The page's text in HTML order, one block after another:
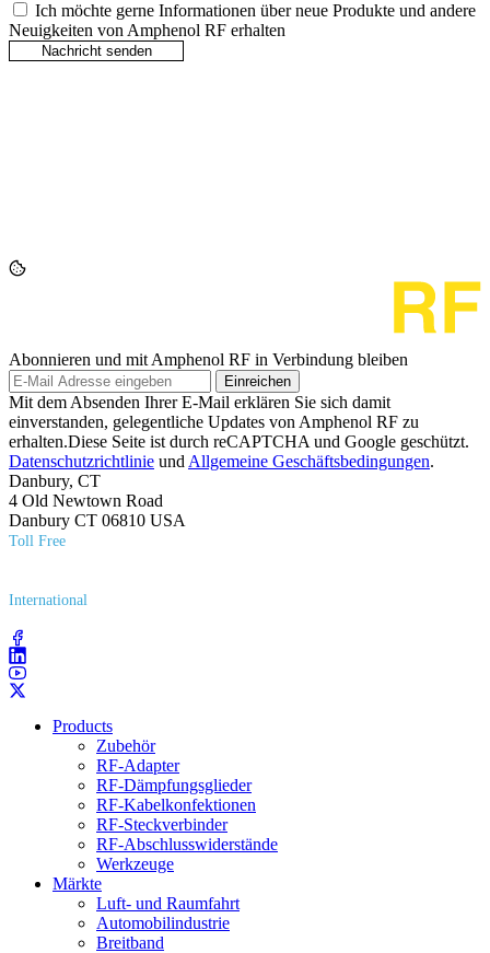
Ich möchte gerne Informationen über neue Produkte und andere
Neuigkeiten von Amphenol RF erhalten
Abonnieren und mit Amphenol RF in Verbindung bleiben
Einreichen
Mit dem Absenden Ihrer E-Mail erklären Sie sich damit
einverstanden, gelegentliche Updates von Amphenol RF zu
erhalten.Diese Seite ist durch reCAPTCHA und Google geschützt.
Datenschutzrichtlinie und Allgemeine Geschäftsbedingungen.
Danbury, CT
4 Old Newtown Road
Danbury CT 06810 USA
Toll Free
International
Products
Zubehör
RF-Adapter
RF-Dämpfungsglieder
RF-Kabelkonfektionen
RF-Steckverbinder
RF-Abschlusswiderstände
Werkzeuge
Märkte
Luft- und Raumfahrt
Automobilindustrie
Breitband